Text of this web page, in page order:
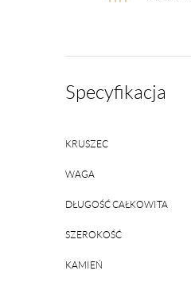
Specyfikacja
KRUSZEC
WAGA
DŁUGOŚĆ CAŁKOWITA
SZEROKOŚĆ
KAMIEŃ